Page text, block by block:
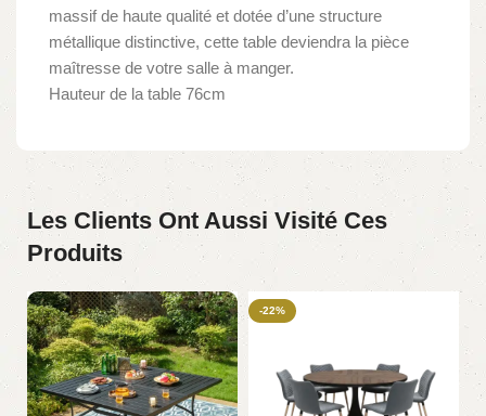
massif de haute qualité et dotée d’une structure
métallique distinctive, cette table deviendra la pièce
maîtresse de votre salle à manger.
Hauteur de la table 76cm
Les Clients Ont Aussi Visité Ces
Produits
-22%